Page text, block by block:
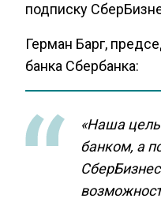
подписку
Герман Барг,
банка Сбербанка:
«Наша
банком, а